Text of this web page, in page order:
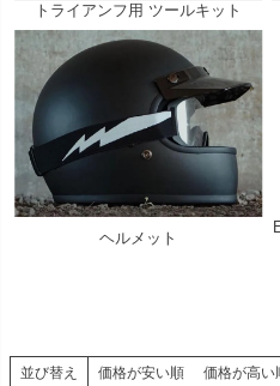
トライアンフ用 ツールキット
ヘルメット
並び替え 価格が安い順 価格が高い